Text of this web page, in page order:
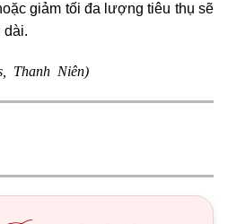
giảm tối đa lượng tiêu thụ sẽ
dài.
Thanh Niên)